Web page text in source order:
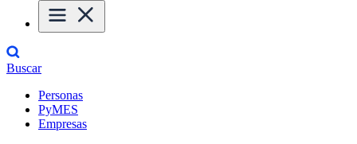
Buscar
Personas
PyMES
Empresas